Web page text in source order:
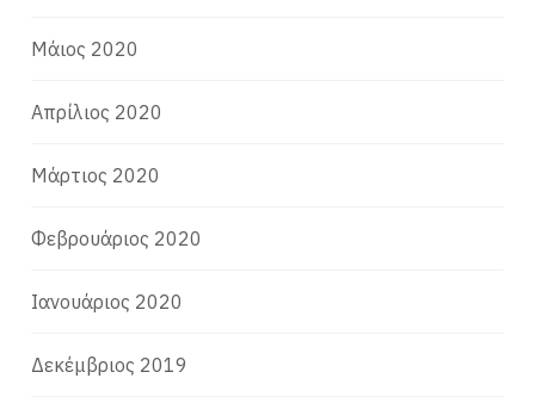
Μάιος 2020
Απρίλιος 2020
Μάρτιος 2020
Φεβρουάριος 2020
Ιανουάριος 2020
Δεκέμβριος 2019